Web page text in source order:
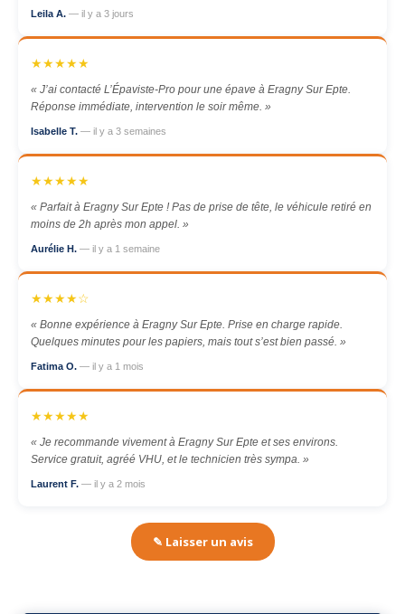
Leila A. — il y a 3 jours
★★★★★
« J’ai contacté L’Épaviste-Pro pour une épave à Eragny Sur Epte.
Réponse immédiate, intervention le soir même. »
Isabelle T. — il y a 3 semaines
★★★★★
« Parfait à Eragny Sur Epte ! Pas de prise de tête, le véhicule retiré en
moins de 2h après mon appel. »
Aurélie H. — il y a 1 semaine
★★★★☆
« Bonne expérience à Eragny Sur Epte. Prise en charge rapide.
Quelques minutes pour les papiers, mais tout s’est bien passé. »
Fatima O. — il y a 1 mois
★★★★★
« Je recommande vivement à Eragny Sur Epte et ses environs.
Service gratuit, agréé VHU, et le technicien très sympa. »
Laurent F. — il y a 2 mois
✎ Laisser un avis